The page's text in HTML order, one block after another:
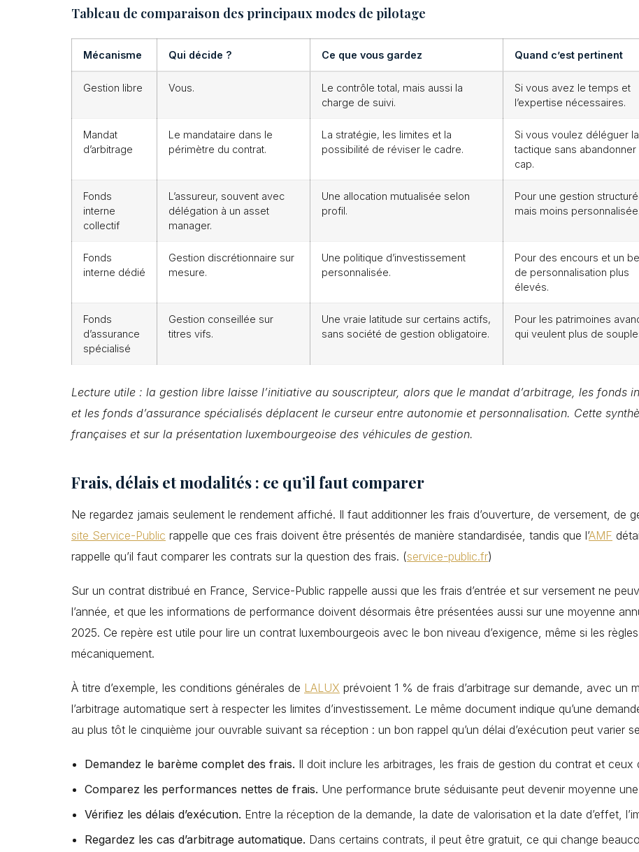
Tableau de comparaison des principaux modes de pilotage
Mécanisme Qui décide ? Ce que vous gardez Quand c’est pertinent
Gestion libre Vous.
Le contrôle total, mais aussi la
charge de suivi.
Si vous avez le temps et
l’expertise nécessaires.
Mandat
d’arbitrage
Le mandataire dans le
périmètre du contrat.
La stratégie, les limites et la
possibilité de réviser le cadre.
Si vous voulez déléguer la
tactique sans abandonner
cap.
Fonds
interne
collectif
L’assureur, souvent avec
délégation à un asset
manager.
Une allocation mutualisée selon
profil.
Pour une gestion
mais moins personnalisée.
Fonds
interne dédié
Gestion discrétionnaire sur
mesure.
Une politique d’investissement
personnalisée.
Pour des encours et un
de personnalisation plus
élevés.
Fonds
d’assurance
spécialisé
Gestion conseillée sur
titres vifs.
Une vraie latitude sur certains actifs,
sans société de gestion obligatoire.
Pour les patrimoines
qui veulent plus de
Lecture utile : la gestion libre laisse l’initiative au souscripteur, alors que le mandat d’arbitrage, les fonds
et les fonds d’assurance spécialisés déplacent le curseur entre autonomie et personnalisation. Cette
françaises et sur la présentation luxembourgeoise des véhicules de gestion.
Frais, délais et modalités : ce qu’il faut comparer
Ne regardez jamais seulement le rendement affiché. Il faut additionner les frais d’ouverture, de versement, de
site Service-Public rappelle que ces frais doivent être présentés de manière standardisée, tandis que l’AMF
rappelle qu’il faut comparer les contrats sur la question des frais. (service-public.fr)
Sur un contrat distribué en France, Service-Public rappelle aussi que les frais d’entrée et sur versement ne
l’année, et que les informations de performance doivent désormais être présentées aussi sur une moyenne
2025. Ce repère est utile pour lire un contrat luxembourgeois avec le bon niveau d’exigence, même si les
mécaniquement.
À titre d’exemple, les conditions générales de LALUX prévoient 1 % de frais d’arbitrage sur demande, avec un
l’arbitrage automatique sert à respecter les limites d’investissement. Le même document indique qu’une
au plus tôt le cinquième jour ouvrable suivant sa réception : un bon rappel qu’un délai d’exécution peut varier
Demandez le barème complet des frais. Il doit inclure les arbitrages, les frais de gestion du contrat et
Comparez les performances nettes de frais. Une performance brute séduisante peut devenir moyenne
Vérifiez les délais d’exécution. Entre la réception de la demande, la date de valorisation et la date d’effet,
Regardez les cas d’arbitrage automatique. Dans certains contrats, il peut être gratuit, ce qui change